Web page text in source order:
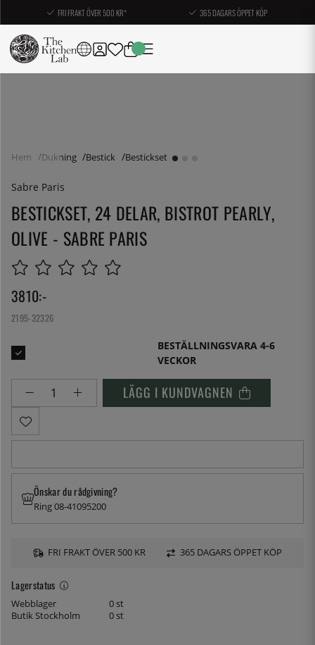
FRI FRAKT ÖVER 500 KR* 365 DAGARS ÖPPET KÖP
Hem Dukning Bestick Bestickset
Sabre Paris
BESTICKSET, 24 DELAR, BISTROT PEARLY,
OLIVE - SABRE PARIS
3810:-
2195-32326
BESTÄLLNINGSVARA 4-6
VECKOR
LÄGG I KUNDVAGNEN
Lagerstatus
Webblager
0 st
Butik Stockholm
0 st
Önskar du rådgivning?
Ring 08-41095200
FRI FRAKT ÖVER 500 KR 365 DAGARS ÖPPET KÖP